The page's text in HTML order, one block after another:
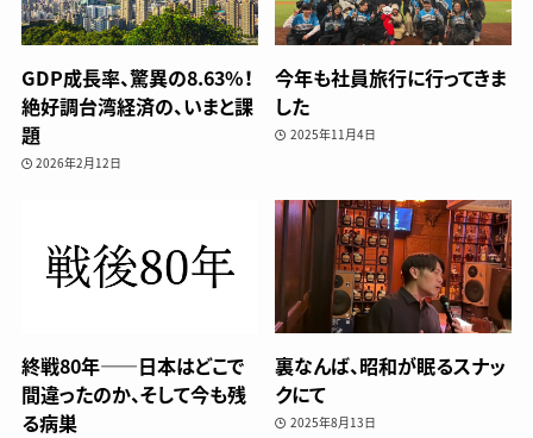
GDP成長率、驚異の8.63%！
絶好調台湾経済の、いまと課
題
2026年2月12日
今年も社員旅行に行ってきま
した
2025年11月4日
終戦80年——日本はどこで
間違ったのか、そして今も残
る病巣
裏なんば、昭和が眠るスナッ
クにて
2025年8月13日